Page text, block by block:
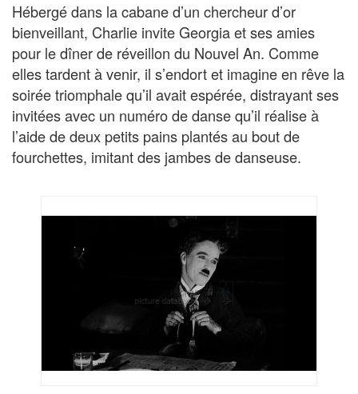
Hébergé dans la cabane d’un chercheur d’or
bienveillant, Charlie invite Georgia et ses amies
pour le dîner de réveillon du Nouvel An. Comme
elles tardent à venir, il s’endort et imagine en rêve la
soirée triomphale qu’il avait espérée, distrayant ses
invitées avec un numéro de danse qu’il réalise à
l’aide de deux petits pains plantés au bout de
fourchettes, imitant des jambes de danseuse.